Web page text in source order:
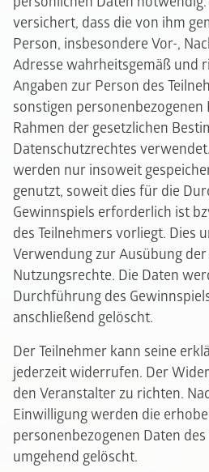
versichert, dass die von ihm
Person, insbesondere Vor-,
Adresse wahrheitsgemäß und
Angaben zur Person des
sonstigen
Rahmen der gesetzlichen
Datenschutzrechtes
werden nur insoweit
genutzt, soweit dies für die
Gewinnspiels erforderlich ist
des Teilnehmers vorliegt. Dies
Verwendung zur Ausübung
Nutzungsrechte. Die Daten
Durchführung des
anschließend gelöscht.
Der Teilnehmer kann seine
jederzeit widerrufen. Der
den Veranstalter zu richten.
Einwilligung werden die
personenbezogenen Daten des
umgehend gelöscht.